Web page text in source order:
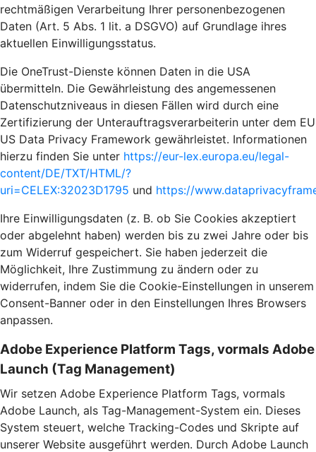
rechtmäßigen Verarbeitung Ihrer personenbezogenen
Daten (Art. 5 Abs. 1 lit. a DSGVO) auf Grundlage ihres
aktuellen Einwilligungsstatus.
Die OneTrust-Dienste können Daten in die USA
übermitteln. Die Gewährleistung des angemessenen
Datenschutzniveaus in diesen Fällen wird durch eine
Zertifizierung der Unterauftragsverarbeiterin unter dem EU
US Data Privacy Framework gewährleistet. Informationen
hierzu finden Sie unter https://eur-lex.europa.eu/legal-
content/DE/TXT/HTML/?
uri=CELEX:32023D1795 und https://
Ihre Einwilligungsdaten (z. B. ob Sie Cookies akzeptiert
oder abgelehnt haben) werden bis zu zwei Jahre oder bis
zum Widerruf gespeichert. Sie haben jederzeit die
Möglichkeit, Ihre Zustimmung zu ändern oder zu
widerrufen, indem Sie die Cookie-Einstellungen in unserem
Consent-Banner oder in den Einstellungen Ihres Browsers
anpassen.
Adobe Experience Platform Tags, vormals Adobe
Launch (Tag Management)
Wir setzen Adobe Experience Platform Tags, vormals
Adobe Launch, als Tag-Management-System ein. Dieses
System steuert, welche Tracking-Codes und Skripte auf
unserer Website ausgeführt werden. Durch Adobe Launch